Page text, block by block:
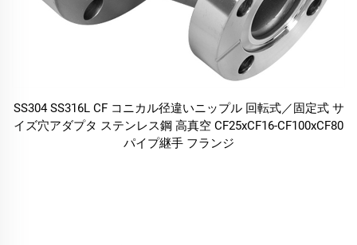
SS304 SS316L CF コニカル径違いニップル 回転式／固定式 サ
イズ穴アダプタ ステンレス鋼 高真空 CF25xCF16-CF100xCF80
パイプ継手 フランジ